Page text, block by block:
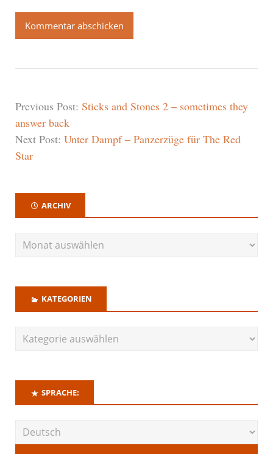
Previous Post: Sticks and Stones 2 – sometimes they
answer back
Next Post: Unter Dampf – Panzerzüge für The Red
Star
ARCHIV
KATEGORIEN
SPRACHE: